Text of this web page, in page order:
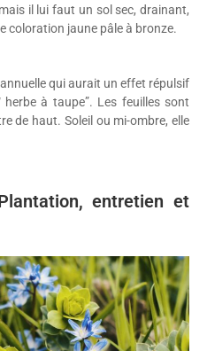
il lui faut un sol sec, drainant,
coloration jaune pâle à bronze.
qui aurait un effet répulsif
à taupe”. Les feuilles sont
de haut. Soleil ou mi-ombre, elle
entretien et